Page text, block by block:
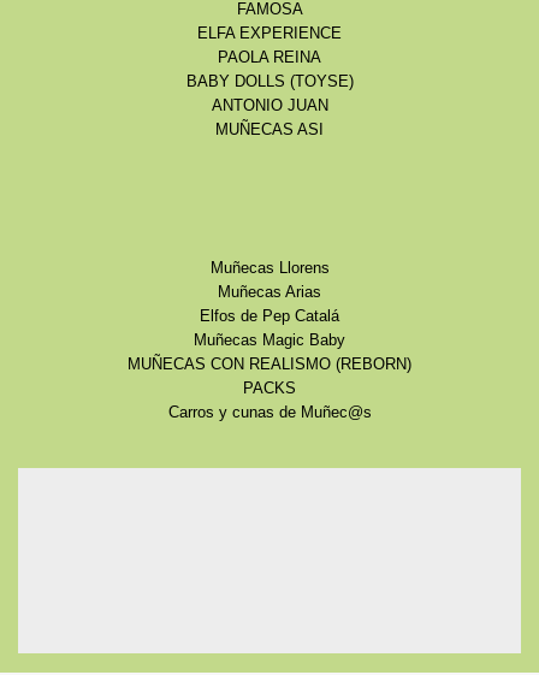
FAMOSA
ELFA EXPERIENCE
PAOLA REINA
BABY DOLLS (TOYSE)
ANTONIO JUAN
MUÑECAS ASI
Muñecas Llorens
Muñecas Arias
Elfos de Pep Catalá
Muñecas Magic Baby
MUÑECAS CON REALISMO (REBORN)
PACKS
Carros y cunas de Muñec@s